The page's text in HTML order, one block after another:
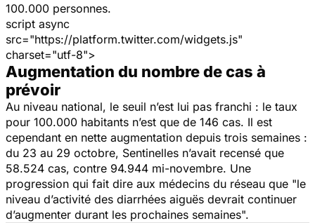
100.000 personnes.
script async
src="https://platform.twitter.com/widgets.js"
charset="utf-8">
Augmentation du nombre de cas à
prévoir
Au niveau national, le seuil n’est lui pas franchi : le taux
pour 100.000 habitants n’est que de 146 cas. Il est
cependant en nette augmentation depuis trois semaines :
du 23 au 29 octobre, Sentinelles n’avait recensé que
58.524 cas, contre 94.944 mi-novembre. Une
progression qui fait dire aux médecins du réseau que "le
niveau d’activité des diarrhées aiguës devrait continuer
d’augmenter durant les prochaines semaines".